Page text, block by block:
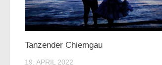
Tanzender Chiemgau
19. APRIL 2022